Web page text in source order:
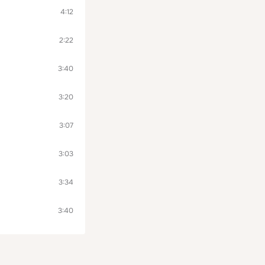
4:12
2:22
3:40
3:20
3:07
3:03
3:34
3:40